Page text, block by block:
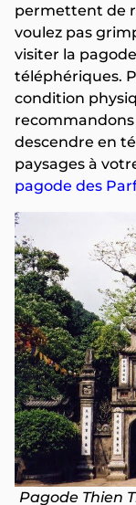
permettent de
voulez pas
visiter la
téléphériques.
condition
descendre en
paysages à
pagode des
Pagode Thien